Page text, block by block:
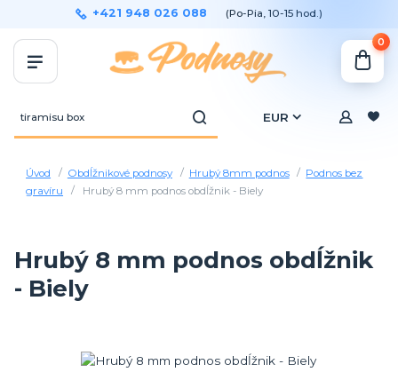
EUR
+421 948 026 088 (Po-Pia, 10-15 hod.)
0
Úvod Obdĺžnikové podnosy Hrubý 8mm podnos
Podnos bez
gravíru
Hrubý 8 mm podnos obdĺžnik - Biely
Hrubý 8 mm podnos obdĺžnik
- Biely